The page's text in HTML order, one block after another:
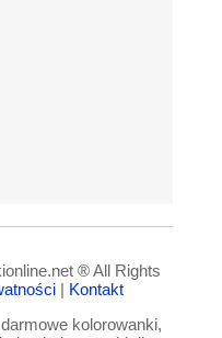
® All Rights
| Kontakt
kolorowanki,